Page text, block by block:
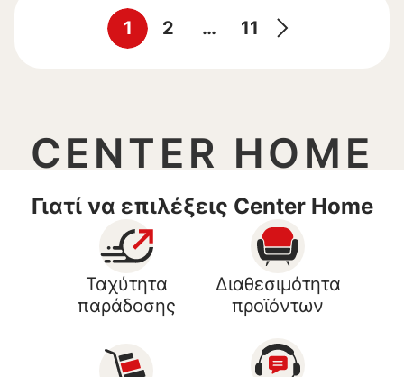
1 2 … 11
CENTER HOME
Γιατί να επιλέξεις Center Home
Ταχύτητα
παράδοσης
Διαθεσιμότητα
προϊόντων